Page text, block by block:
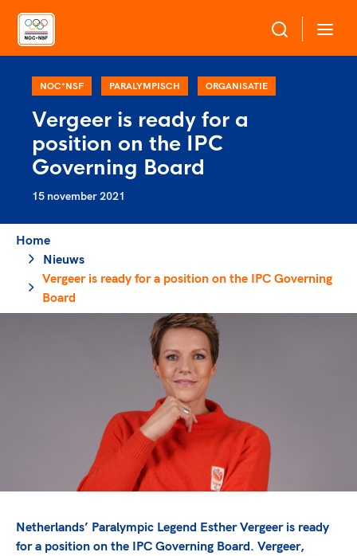
Over NOC*NSF
Sportagenda 2032
Leden
Algemene Vergadering
Merkbescherming NOC*NSF
Onze partners
Game Changer
TeamNL kids
Sportdeelname
Bonden en professionals in de sport
Beleidsmedewerkers
Clubbestuurders
Coördinatoren en opleiders
Trainer-coaches
Officials
Veilige en integere sport
Gezonde sportomgeving
Duurzaamheid
Bekwaam sportkader
Vitale clubs en bestuurlijk kader
Sportmatch
Voor talentvolle sporters
Atletencommissie
Paralympische Talentdag
TeamNL Academie Kalender
Kennisaanbod TeamNL Experts
TeamNL Sport Science Centre
Paralympische Spelen LA28
Europese Spelen Istanbul 2027
Voor bonden
NOC*NSF PARALYMPISCH ORGANISATIE
Vergeer is ready for a
position on the IPC
Governing Board
15 november 2021
Home
Nieuws
Vergeer is ready for a position on the IPC Governing
Board
Netherlands’ Paralympic Legend Esther Vergeer is ready
for a position on the IPC Governing Board. Vergeer,